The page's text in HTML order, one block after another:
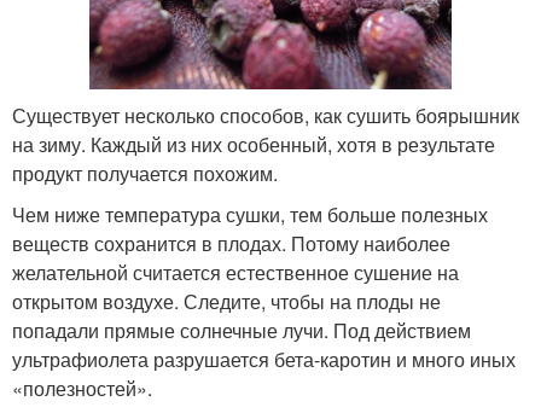
Существует несколько способов, как сушить боярышник
на зиму. Каждый из них особенный, хотя в результате
продукт получается похожим.
Чем ниже температура сушки, тем больше полезных
веществ сохранится в плодах. Потому наиболее
желательной считается естественное сушение на
открытом воздухе. Следите, чтобы на плоды не
попадали прямые солнечные лучи. Под действием
ультрафиолета разрушается бета-каротин и много иных
«полезностей».